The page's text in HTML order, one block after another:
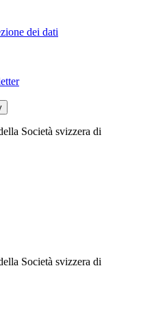
dei dati
Società svizzera di
Società svizzera di